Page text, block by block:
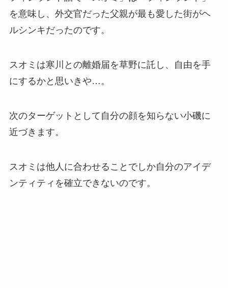
を意味し、外交官だった父親が最も愛した街がヘ
ルシンキだったのです。
スオミは寒川との離婚届を草野に託し、自由を手
にするかと思いきや…。
次のターゲットとして自分の顔を知らない小磯に
近づきます。
スオミは他人に合わせることでしか自分のアイデ
ンティティを確立できないのです。